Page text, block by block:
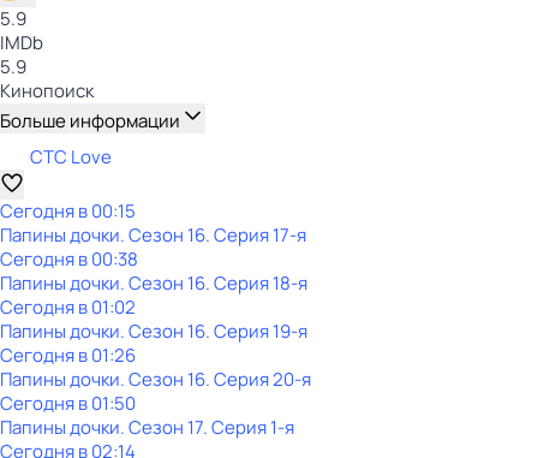
5.9
IMDb
5.9
Кинопоиск
Больше информации
СТС Love
Сегодня в 00:15
Папины дочки. Сезон 16. Серия 17-я
Сегодня в 00:38
Папины дочки. Сезон 16. Серия 18-я
Сегодня в 01:02
Папины дочки. Сезон 16. Серия 19-я
Сегодня в 01:26
Папины дочки. Сезон 16. Серия 20-я
Сегодня в 01:50
Папины дочки. Сезон 17. Серия 1-я
Сегодня в 02:14